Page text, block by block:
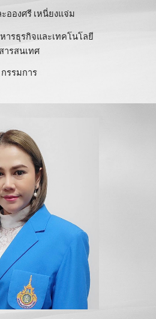
อองศรี เหนี่ยงแจ่ม
รธุรกิจและเทคโนโลยี
สารสนเทศ
กรรมการ